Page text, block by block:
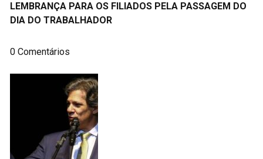
LEMBRANÇA PARA OS FILIADOS PELA PASSAGEM DO
DIA DO TRABALHADOR
0 Comentários